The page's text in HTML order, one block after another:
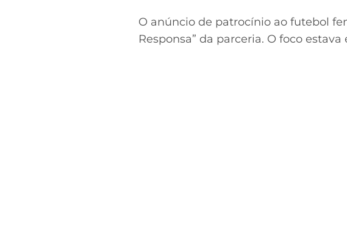
O anúncio de patrocínio ao futebol
Responsa” da parceria. O foco